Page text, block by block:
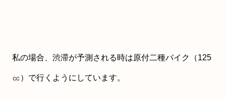
私の場合、渋滞が予測される時は原付二種バイク（125
㏄）で行くようにしています。